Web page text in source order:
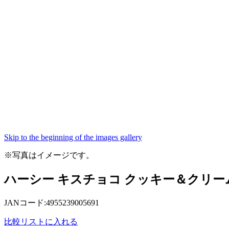
Skip to the beginning of the images gallery
※写真はイメージです。
ハーシー キスチョコ クッキー＆クリー
JANコード:4955239005691
比較リストに入れる